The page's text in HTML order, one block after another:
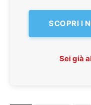
SCOPRI I
Sei già